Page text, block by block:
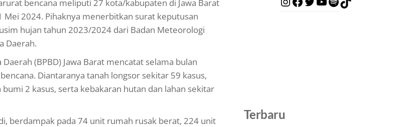
bencana meliputi 27 kota/kabupaten di Jawa Barat
2024. Pihaknya menerbitkan surat keputusan
hujan tahun 2023/2024 dari Badan Meteorologi
Daerah.
(BPBD) Jawa Barat mencatat selama bulan
Diantaranya tanah longsor sekitar 59 kasus,
2 kasus, serta kebakaran hutan dan lahan sekitar
berdampak pada 74 unit rumah rusak berat, 224 unit
Terbaru